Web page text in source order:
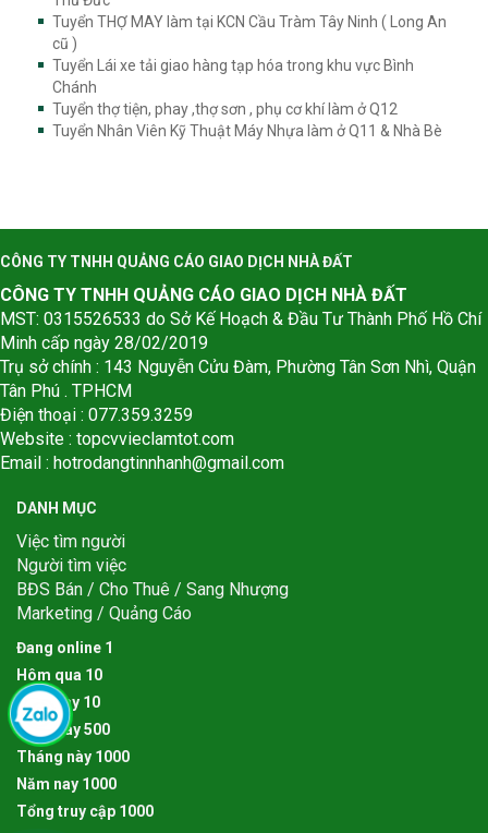
Tuyển THỢ MAY làm tại KCN Cầu Tràm Tây Ninh ( Long An
cũ )
Tuyển Lái xe tải giao hàng tạp hóa trong khu vực Bình
Chánh
Tuyển thợ tiện, phay ,thợ sơn , phụ cơ khí làm ở Q12
Tuyển Nhân Viên Kỹ Thuật Máy Nhựa làm ở Q11 & Nhà Bè
CÔNG TY TNHH QUẢNG CÁO GIAO DỊCH NHÀ ĐẤT
CÔNG TY TNHH QUẢNG CÁO GIAO DỊCH NHÀ ĐẤT
MST: 0315526533 do Sở Kế Hoạch & Đầu Tư Thành Phố Hồ Chí
Minh cấp ngày 28/02/2019
Trụ sở chính : 143 Nguyễn Cửu Đàm, Phường Tân Sơn Nhì, Quận
Tân Phú . TPHCM
Điện thoại : 077.359.3259
Website : topcvvieclamtot.com
Email : hotrodangtinnhanh@gmail.com
DANH MỤC
Việc tìm người
Người tìm việc
BĐS Bán / Cho Thuê / Sang Nhượng
Marketing / Quảng Cáo
Đang online 1
Hôm qua 10
Hôm nay 10
Tuần này500
Tháng này 1000
Năm nay 1000
Tổng truy cập 1000